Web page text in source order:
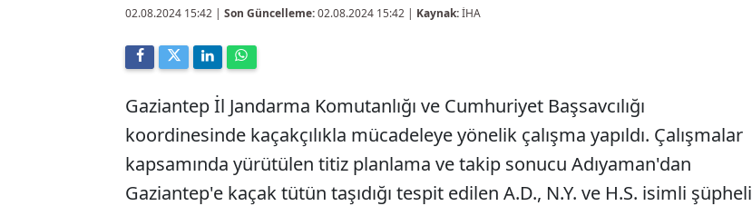
02.08.2024 15:42 | Son Güncelleme:02.08.2024 15:42 | Kaynak:İHA
Gaziantep İl Jandarma Komutanlığı ve Cumhuriyet Başsavcılığı
koordinesinde kaçakçılıkla mücadeleye yönelik çalışma yapıldı. Çalışmalar
kapsamında yürütülen titiz planlama ve takip sonucu Adıyaman'dan
Gaziantep'e kaçak tütün taşıdığı tespit edilen A.D., N.Y. ve H.S. isimli şüpheli